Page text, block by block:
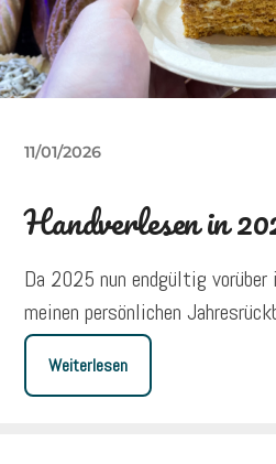
11/01/2026
Handverlesen in
Da 2025 nun endgültig
meinen persönlichen
Weiterlesen